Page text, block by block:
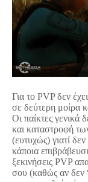
Για το PVP δεν
σε δεύτερη μοίρα
Οι παίκτες γενικά
και καταστροφή
(ευτυχώς) γιατί
κάποια
ξεκινήσεις PVP
σου (καθώς αν δεν